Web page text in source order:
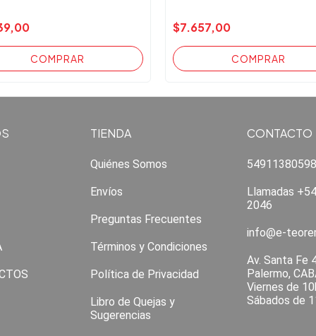
$7.657,00
TIENDA
Quiénes Somos
Envíos
Preguntas Frecuentes
Términos y Condiciones
Política de Privacidad
Libro de Quejas y
Sugerencias
CONTACTO
Llamadas
2046
info@e-
Av. Santa Fe
Palermo,
Viernes de
Sábados de